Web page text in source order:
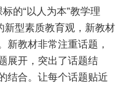
的“以人为本”教学理
新型素质教育观，新教材
新教材非常注重话题，
展开，突出了话题结
结合。让每个话题贴近